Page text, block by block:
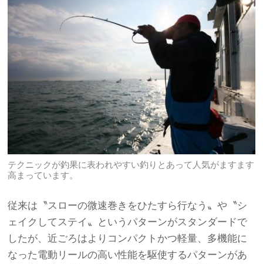
テクニックが釣果に表われやすい釣りとあって人気がますます
高まっています。
従来は〝スローの微速巻きをひたすら行なう〟や〝シ
ェイクしてステイ〟というパターンがスタンダードで
したが、近ごろはよりコンパクトかつ軽量、多機能に
なった電動リールの高い性能を駆使するパターンがあ